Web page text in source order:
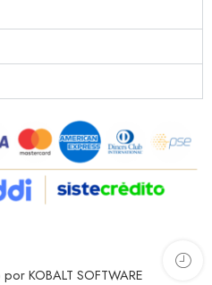
KOBALT SOFTWARE